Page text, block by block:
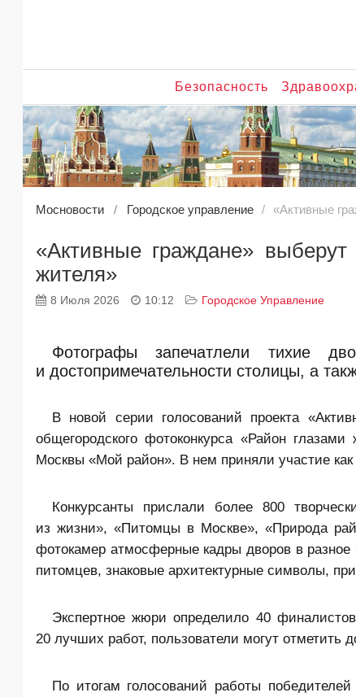
Безопасность
Мосновости Городское управление «Активные
«Активные граждане»
жителя»
8 Июля 2026 10:12 Городское Управление
Фотографы запечатлели тихие
и достопримечательности столицы, а
В новой серии голосований проекта
общегородского фотоконкурса «Район
Москвы «Мой район». В нем приняли участие
Конкурсанты прислали более 800
из жизни», «Питомцы в Москве», «Природа
фотокамер атмосферные кадры дворов в
питомцев, знаковые архитектурные символы,
Экспертное жюри определило 40
20 лучших работ, пользователи могут
По итогам голосований работы